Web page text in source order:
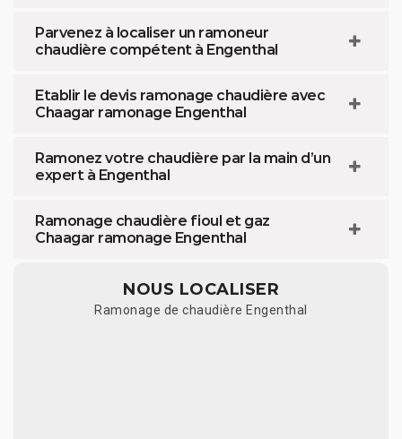
Parvenez à localiser un ramoneur
chaudière compétent à Engenthal
Etablir le devis ramonage chaudière avec
Chaagar ramonage Engenthal
Ramonez votre chaudière par la main d’un
expert à Engenthal
Ramonage chaudière fioul et gaz
Chaagar ramonage Engenthal
NOUS LOCALISER
Ramonage de chaudière Engenthal